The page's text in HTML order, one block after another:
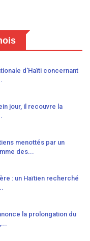
d'Haïti concernant
jour, il recouvre la
menottés par un
des...
: un Haïtien recherché
la prolongation du